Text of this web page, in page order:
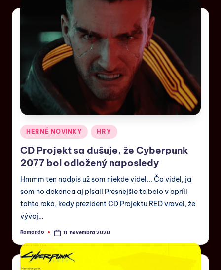
HERNÉ NOVINKY HRY
CD Projekt sa dušuje, že Cyberpunk
2077 bol odložený naposledy
Hmmm ten nadpis už som niekde videl... Čo videl, ja
som ho dokonca aj písal! Presnejšie to bolo v apríli
tohto roka, kedy prezident CD Projektu RED vravel, že
vývoj…
Romando 11. novembra 2020